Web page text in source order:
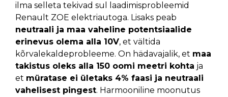
ilma selleta tekivad sul laadimisprobleemid
Renault ZOE elektriautoga. Lisaks peab
neutraali ja maa vaheline potentsiaalide
erinevus olema alla 10V, et vältida
kõrvalekaldeprobleeme. On hädavajalik, et maa
takistus oleks alla 150 oomi meetri kohta ja
et müratase ei ületaks 4% faasi ja neutraali
vahelisest pingest. Harmooniline moonutus